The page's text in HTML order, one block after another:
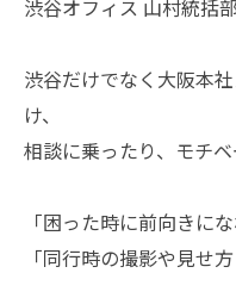
渋谷オフィス 山村統括
渋谷だけでなく大阪本
け、
相談に乗ったり、モチ
「困った時に前向きに
「同行時の撮影や見せ